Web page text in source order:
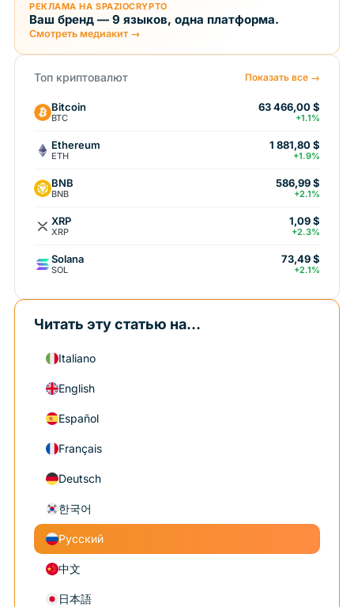
РЕКЛАМА НА SPAZIOCRYPTO
Ваш бренд — 9 языков, одна платформа.
Смотреть медиакит →
Топ криптовалют Показать все →
Bitcoin
BTC
63 466,00 $
+1.1%
Ethereum
ETH
1 881,80 $
+1.9%
BNB
BNB
586,99 $
+2.1%
XRP
XRP
1,09 $
+2.3%
Solana
SOL
73,49 $
+2.1%
Читать эту статью на...
Italiano
English
Español
Français
Deutsch
한국어
Русский
中文
日本語